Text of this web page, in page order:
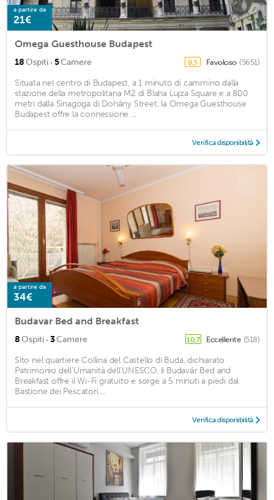
a partire da
21€
Omega Guesthouse Budapest
18Ospiti · 5Camere 8,3 Favoloso (5651)
Situata nel centro di Budapest, a 1 minuto di cammino dalla
stazione della metropolitana M2 di Blaha Lujza Square e a 800
metri dalla Sinagoga di Dohány Street, la Omega Guesthouse
Budapest offre la connessione ...
Verifica disponibilità
a partire da
34€
Budavar Bed and Breakfast
8Ospiti · 3Camere 10,7 Eccellente (518)
Sito nel quartiere Collina del Castello di Buda, dichiarato
Patrimonio dell'Umanità dell'UNESCO, il Budavár Bed and
Breakfast offre il Wi-Fi gratuito e sorge a 5 minuti a piedi dal
Bastione dei Pescatori ...
Verifica disponibilità